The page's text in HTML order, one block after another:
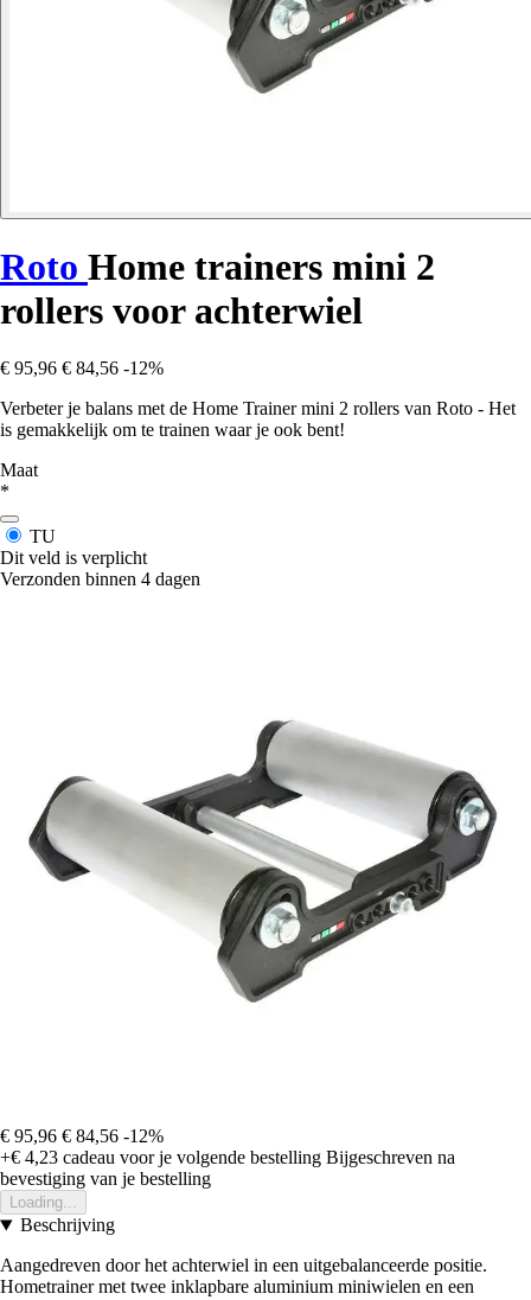
Roto Home trainers mini 2
rollers voor achterwiel
€ 95,96 € 84,56 -12%
Verbeter je balans met de Home Trainer mini 2 rollers van Roto - Het
is gemakkelijk om te trainen waar je ook bent!
Maat
*
TU
Dit veld is verplicht
Verzonden binnen 4 dagen
€ 95,96 € 84,56 -12%
+€ 4,23 cadeau voor je volgende bestelling Bijgeschreven na
bevestiging van je bestelling
Loading...
Beschrijving
Aangedreven door het achterwiel in een uitgebalanceerde positie.
Hometrainer met twee inklapbare aluminium miniwielen en een